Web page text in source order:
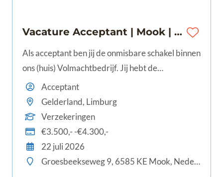
Vacature Acceptant | Mook | 28 - 40 uur | €3.500 - €4.300
Als acceptant ben jij de onmisbare schakel binnen
ons (huis) Volmachtbedrijf. Jij hebt de
bevoegdheid om namens verschillende
verzekeraars risico's te beoordelen en te
accepteren. Met jouw vakkennis en scherpe blik
beoordeel je aanvragen van je collega
relatiebeheerders snel en vakkundig.
Acceptant
Gelderland, Limburg
Verzekeringen
€3.500,- -€4.300,-
22 juli 2026
Groesbeekseweg 9, 6585 KE Mook, Nederland